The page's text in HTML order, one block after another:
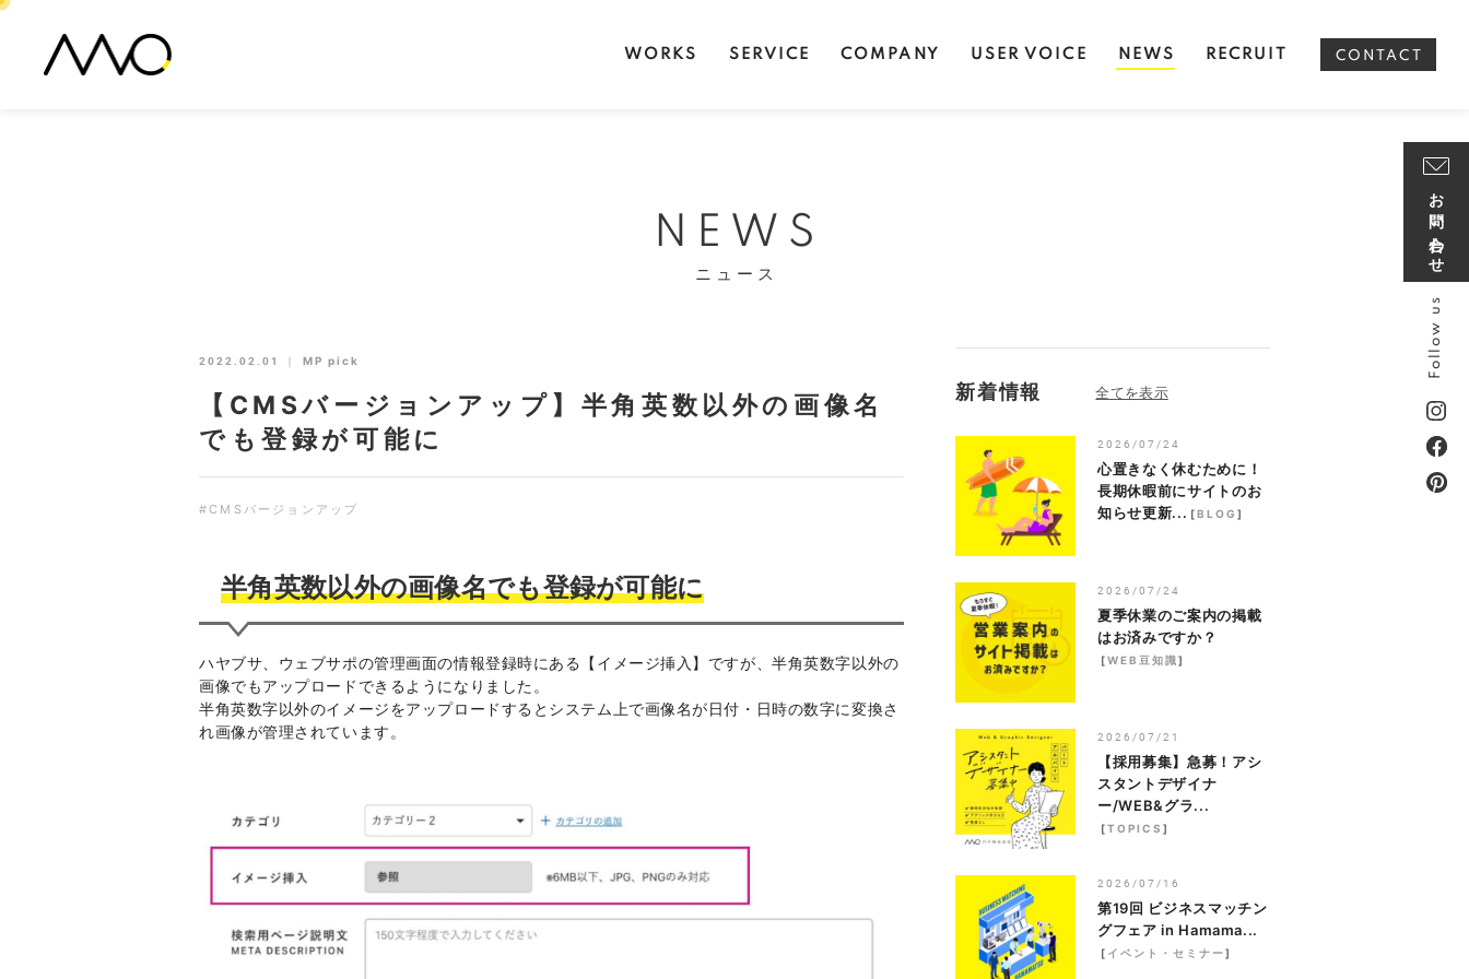
WORKS SERVICE COMPANY USER VOICE NEWS RECRUIT CONTACT
NEWS
ニュース
2022.02.01 ｜ MP pick
【CMSバージョンアップ】半角英数以外の画像名
でも登録が可能に
#CMSバージョンアップ
半角英数以外の画像名でも登録が可能に
ハヤブサ、ウェブサポの管理画面の情報登録時にある【イメージ挿入】ですが、半角英数字以外の
画像でもアップロードできるようになりました。
半角英数字以外のイメージをアップロードするとシステム上で画像名が日付・日時の数字に変換さ
れ画像が管理されています。
新着情報
2026/07/24
心置きなく休むために！
長期休暇前にサイトのお
知らせ更新... [BLOG]
2026/07/24
夏季休業のご案内の掲載
はお済みですか？
[WEB豆知識]
2026/07/21
【採用募集】急募！アシ
スタントデザイナ
ー/WEB&グラ...
[TOPICS ]
2026/07/16
第19回 ビジネスマッチン
グフェア in Hamama...
[ イベント・セミナー]
お問い合わせ
Follow us